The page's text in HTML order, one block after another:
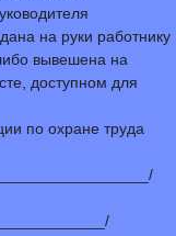
на руки работнику
вывешена на
доступном для
по охране труда